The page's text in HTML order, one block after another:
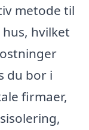
metode til
hvilket
du bor i
firmaer,